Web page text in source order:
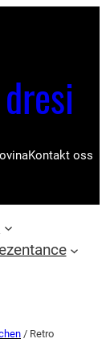
Kontakt oss
/ Retro